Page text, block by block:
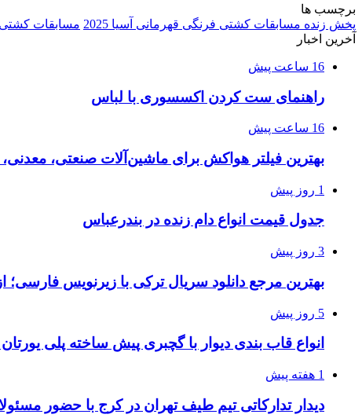
برچسب ها
پخش زنده مسابقات کشتی فرنگی قهرمانی آسیا 2025
مسابقات کشتی
آخرین اخبار
16 ساعت پیش
راهنمای ست کردن اکسسوری با لباس
16 ساعت پیش
بهترین فیلتر هواکش برای ماشین‌آلات صنعتی،
1 روز پیش
جدول قیمت انواع دام زنده در بندرعباس
3 روز پیش
بهترین مرجع دانلود سریال ترکی با زیرنویس
5 روز پیش
انواع قاب بندی دیوار با گچبری پیش ساخته پلی
1 هفته پیش
دیدار تدارکاتی تیم طیف تهران در کرج با حضور